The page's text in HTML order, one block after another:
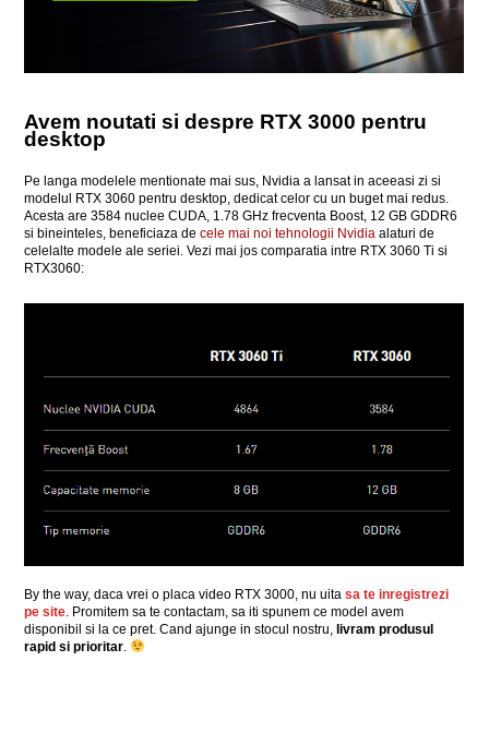
Avem noutati si despre RTX 3000 pentru
desktop
Pe langa modelele mentionate mai sus, Nvidia a lansat in aceeasi zi si
modelul RTX 3060 pentru desktop, dedicat celor cu un buget mai redus.
Acesta are 3584 nuclee CUDA, 1.78 GHz frecventa Boost, 12 GB GDDR6
si bineinteles, beneficiaza decele mai noi tehnologii Nvidia alaturi de
celelalte modele ale seriei. Vezi mai jos comparatia intre RTX 3060 Ti si
RTX3060:
By the way, daca vrei o placa video RTX 3000, nu uitasa te inregistrezi
pe site. Promitem sa te contactam, sa iti spunem ce model avem
disponibil si la ce pret. Cand ajunge in stocul nostru, livram produsul
rapid si prioritar.